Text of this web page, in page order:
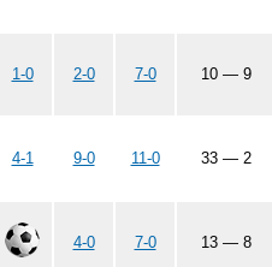
1-0 2-0 7-0 10 — 9
4-1 9-0 11-0 33 — 2
4-0 7-0 13 — 8